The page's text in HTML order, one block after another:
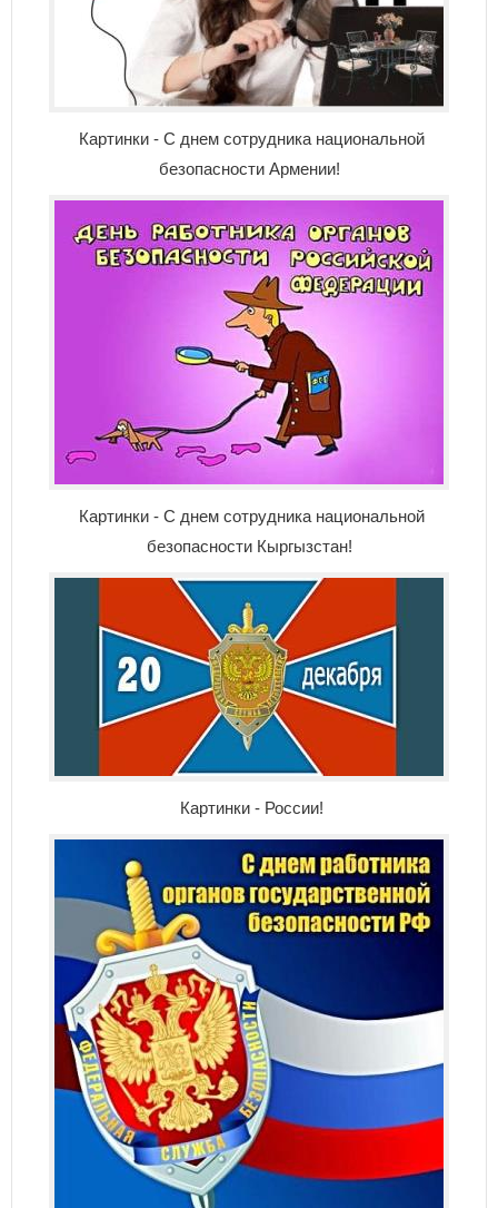
Картинки - С днем сотрудника национальной
безопасности Армении!
Картинки - С днем сотрудника национальной
безопасности Кыргызстан!
Картинки - России!